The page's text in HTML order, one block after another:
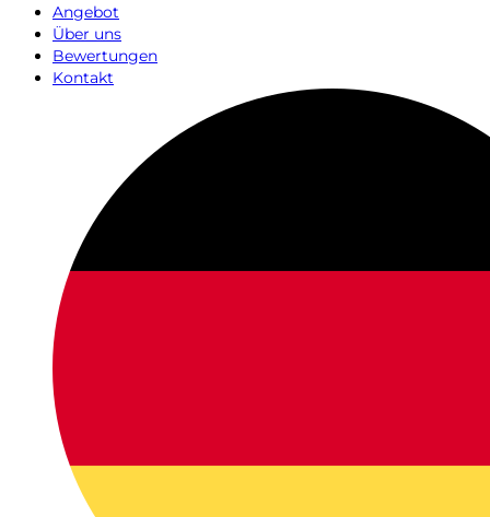
Angebot
Über uns
Bewertungen
Kontakt